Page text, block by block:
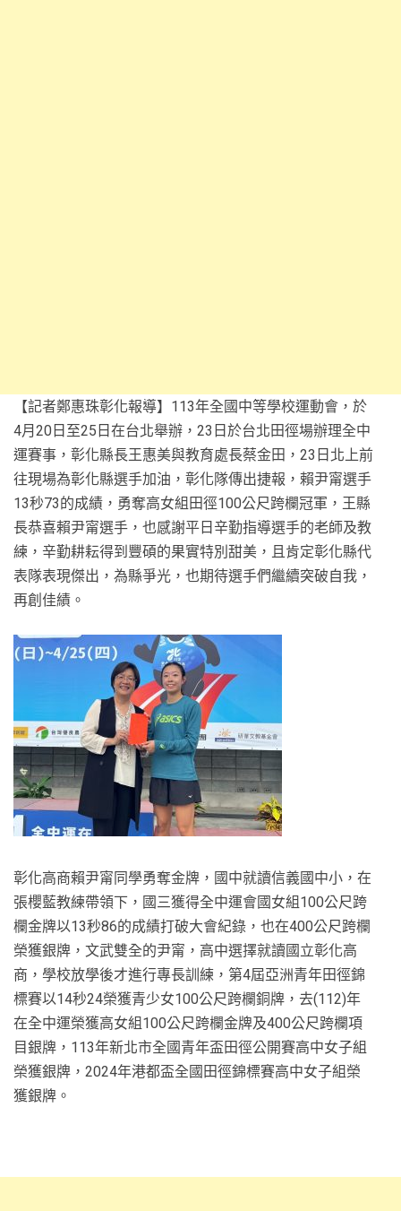
【記者鄭惠珠彰化報導】113年全國中等學校運動會，於
4月20日至25日在台北舉辦，23日於台北田徑場辦理全中
運賽事，彰化縣長王惠美與教育處長蔡金田，23日北上前
往現場為彰化縣選手加油，彰化隊傳出捷報，賴尹甯選手
13秒73的成績，勇奪高女組田徑100公尺跨欄冠軍，王縣
長恭喜賴尹甯選手，也感謝平日辛勤指導選手的老師及教
練，辛勤耕耘得到豐碩的果實特別甜美，且肯定彰化縣代
表隊表現傑出，為縣爭光，也期待選手們繼續突破自我，
再創佳績。
彰化高商賴尹甯同學勇奪金牌，國中就讀信義國中小，在
張櫻藍教練帶領下，國三獲得全中運會國女組100公尺跨
欄金牌以13秒86的成績打破大會紀錄，也在400公尺跨欄
榮獲銀牌，文武雙全的尹甯，高中選擇就讀國立彰化高
商，學校放學後才進行專長訓練，第4屆亞洲青年田徑錦
標賽以14秒24榮獲青少女100公尺跨欄銅牌，去(112)年
在全中運榮獲高女組100公尺跨欄金牌及400公尺跨欄項
目銀牌，113年新北市全國青年盃田徑公開賽高中女子組
榮獲銀牌，2024年港都盃全國田徑錦標賽高中女子組榮
獲銀牌。